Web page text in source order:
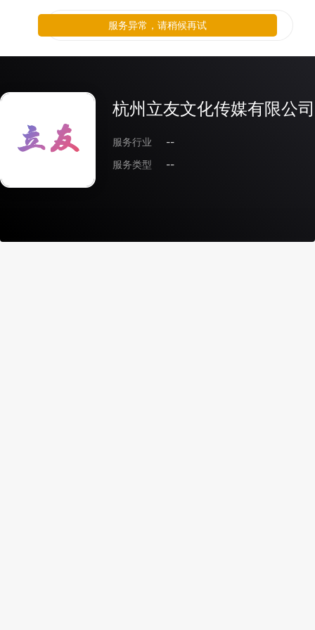
杭州立友文化传媒有限公司
服务行业
--
服务类型
--
服务异常，请稍候再试